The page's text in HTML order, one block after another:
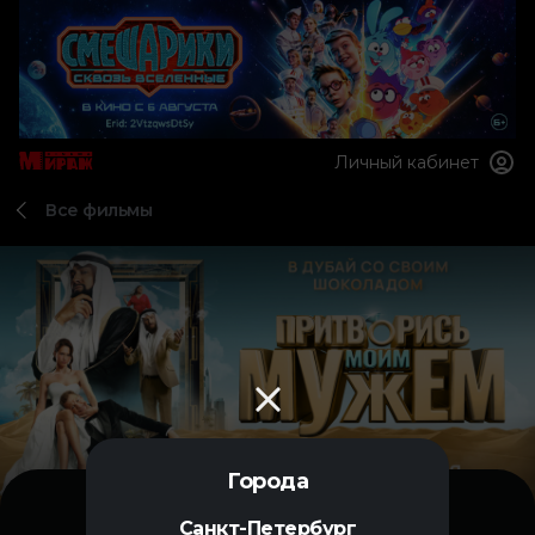
Города
Санкт-Петербург
Личный кабинет
Все фильмы